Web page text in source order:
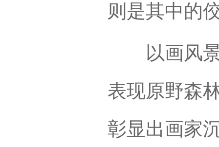
则是其中的
以画风景
表现原野森
彰显出画家